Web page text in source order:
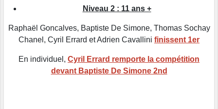
Niveau 2 : 11 ans +
Raphaël Goncalves, Baptiste De Simone, Thomas Sochay
Chanel, Cyril Errard et Adrien Cavallini finissent 1er
En individuel, Cyril Errard remporte la compétition
devant Baptiste De Simone 2nd